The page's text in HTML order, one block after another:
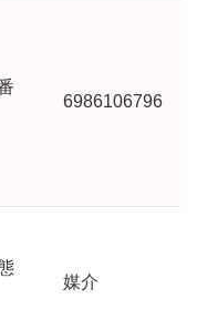
6986106796
媒介